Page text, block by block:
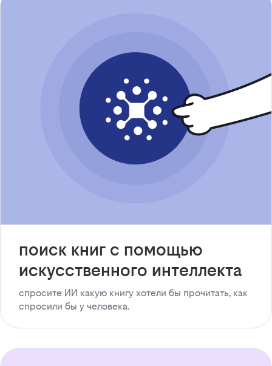
поиск книг с помощью
искусственного интеллекта
спросите ИИ какую книгу хотели бы прочитать, как
спросили бы у человека.